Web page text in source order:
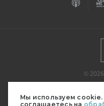
Мы используем cookie.
соглашаетесь на
©